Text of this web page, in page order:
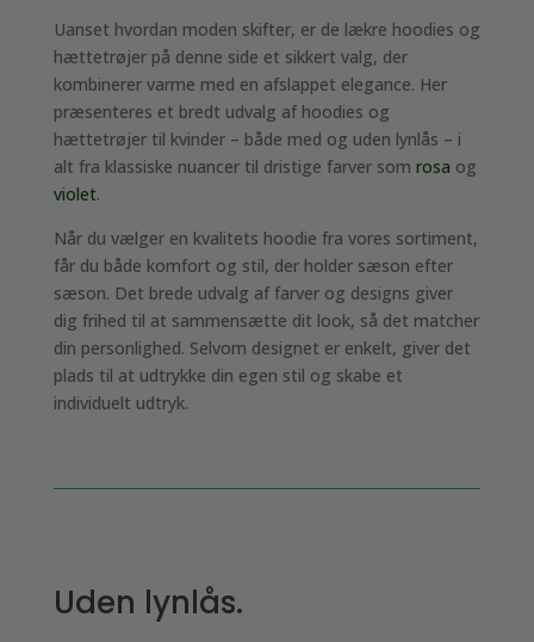
Uanset hvordan moden skifter, er de lækre hoodies og
hættetrøjer på denne side et sikkert valg, der
kombinerer varme med en afslappet elegance. Her
præsenteres et bredt udvalg af hoodies og
hættetrøjer til kvinder – både med og uden lynlås – i
alt fra klassiske nuancer til dristige farver som rosa og
violet.
Når du vælger en kvalitets hoodie fra vores sortiment,
får du både komfort og stil, der holder sæson efter
sæson. Det brede udvalg af farver og designs giver
dig frihed til at sammensætte dit look, så det matcher
din personlighed. Selvom designet er enkelt, giver det
plads til at udtrykke din egen stil og skabe et
individuelt udtryk.
Uden lynlås.